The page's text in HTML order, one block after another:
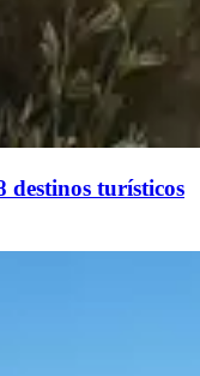
destinos turísticos